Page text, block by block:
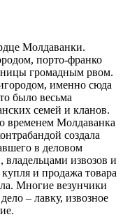
Молдаванки.
порто-франко
громадным рвом.
именно сюда
было весьма
семей и кланов.
временем Молдаванка
создала
в деловом
извозов и
и продажа товара
Многие везунчики
– лавку, извозное